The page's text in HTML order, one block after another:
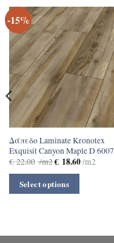
-15%
Δάπεδο Laminate Kronotex
Exquisit Canyon Maple D 6007
€22.00 /m2€18.60/m2
Select options